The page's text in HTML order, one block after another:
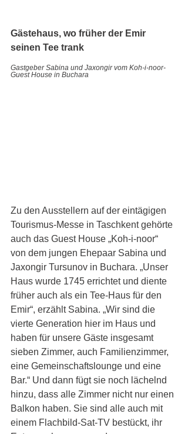
Gästehaus, wo früher der Emir
seinen Tee trank
Gastgeber Sabina und Jaxongir vom Koh-i-noor-
Guest House in Buchara
Zu den Ausstellern auf der eintägigen
Tourismus-Messe in Taschkent gehörte
auch das Guest House „Koh-i-noor“
von dem jungen Ehepaar Sabina und
Jaxongir Tursunov in Buchara. „Unser
Haus wurde 1745 errichtet und diente
früher auch als ein Tee-Haus für den
Emir“, erzählt Sabina. „Wir sind die
vierte Generation hier im Haus und
haben für unsere Gäste insgesamt
sieben Zimmer, auch Familienzimmer,
eine Gemeinschaftslounge und eine
Bar.“ Und dann fügt sie noch lächelnd
hinzu, dass alle Zimmer nicht nur einen
Balkon haben. Sie sind alle auch mit
einem Flachbild-Sat-TV bestückt, ihr